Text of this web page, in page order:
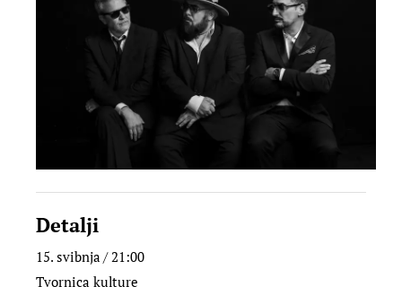
MUSIC BOX
Detalji
15. svibnja / 21:00
Tvornica kulture